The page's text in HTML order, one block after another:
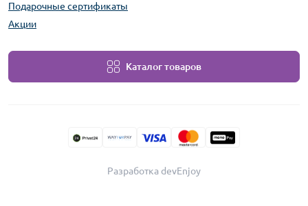
Подарочные сертификаты
Акции
Каталог товаров
Разработка devEnjoy